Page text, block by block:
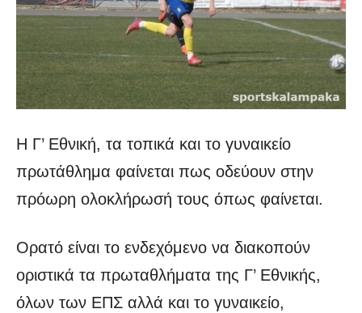
Η Γ’ Εθνική, τα τοπικά και το γυναικείο
πρωτάθλημα φαίνεται πως οδεύουν στην
πρόωρη ολοκλήρωσή τους όπως φαίνεται.
Ορατό είναι το ενδεχόμενο να διακοπούν
οριστικά τα πρωταθλήματα της Γ’ Εθνικής,
όλων των ΕΠΣ αλλά και το γυναικείο,